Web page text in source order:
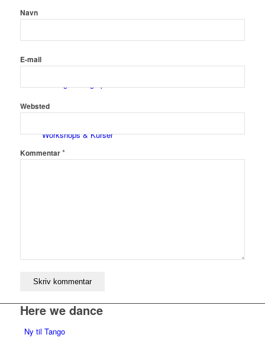
Workshops & Kurser
Vær med
Ny til Tango
Navn
E-mail
Websted
Kommentar*
Here we dance